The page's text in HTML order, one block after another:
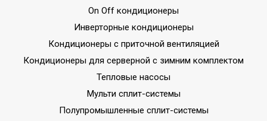
On Off кондиционеры
Инверторные кондиционеры
Кондиционеры с приточной вентиляцией
Кондиционеры для серверной с зимним комплектом
Тепловые насосы
Мульти сплит-системы
Полупромышленные сплит-системы